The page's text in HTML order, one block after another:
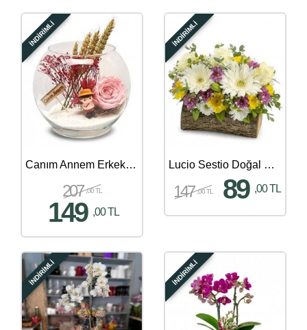
İNDİRİMLİ
Canım Annem Erkek Çocuk Solmayan Gül
207 ,00 TL
149 ,00 TL
İNDİRİMLİ
Lucio Sestio Doğal Kütükte Renkli Papatyalar
147 ,00 TL 89 ,00 TL
İNDİRİMLİ İNDİRİMLİ